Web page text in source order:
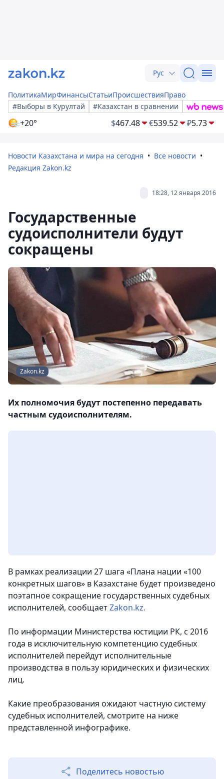
Рус
ПолитикаМирФинансыСтатьиПроисшествияПраво
#Выборы в Курултай
#Казахстан в сравнении
+20° $467.48 €539.52 ₽5.73
Новости Казахстана и мира на сегодня
Все новости
Редакция Zakon.kz
18:28, 12 января 2016
Государственные
судоисполнители будут
сокращены
Zakon.kz
Их полномочия будут постепенно передавать
частным судоисполнителям.
В рамках реализации 27 шага «Плана нации «100
конкретных шагов» в Казахстане будет произведено
поэтапное сокращение государственных судебных
исполнителей, сообщаетZakon.kz.
По информации Министерства юстиции РК, с 2016
года в исключительную компетенцию судебных
исполнителей перейдут исполнительные
производства в пользу юридических и физических
лиц.
Какие преобразования ожидают частную систему
судебных исполнителей, смотрите на ниже
представленной инфографике.
Поделитесь новостью